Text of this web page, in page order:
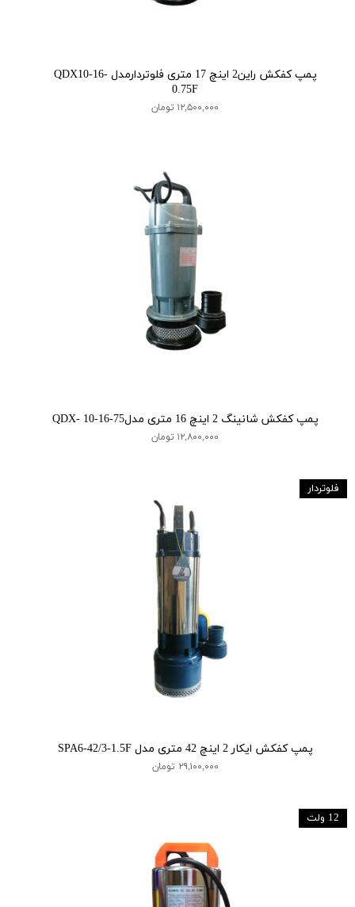
پمپ کفکش راین2 اینچ 17 متری فلوتردارمدل QDX10-16-
0.75F
۱۲,۵۰۰,۰۰۰ تومان
پمپ کفکش شانینگ 2 اینچ 16 متری مدلQDX- 10-16-75
۱۲,۸۰۰,۰۰۰ تومان
پمپ کفکش ایکار 2 اینچ 42 متری مدل SPA6-42/3-1.5F
۲۹,۱۰۰,۰۰۰ تومان
فلوتردار
12 ولت